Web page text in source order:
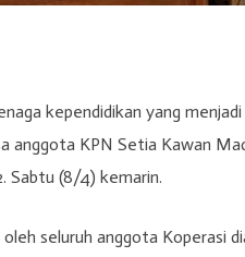
kependidikan yang
anggota KPN Setia Kawan
Sabtu (8/4) kemarin.
oleh seluruh anggota Koperasi